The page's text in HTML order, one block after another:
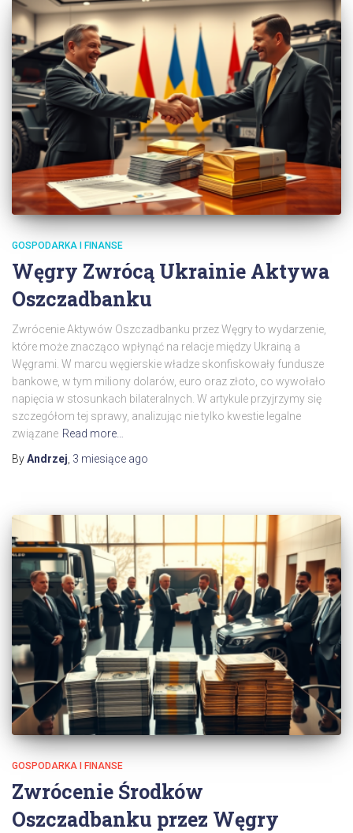
GOSPODARKA I FINANSE
Węgry Zwrócą Ukrainie Aktywa
Oszczadbanku
Zwrócenie Aktywów Oszczadbanku przez Węgry to wydarzenie,
które może znacząco wpłynąć na relacje między Ukrainą a
Węgrami. W marcu węgierskie władze skonfiskowały fundusze
bankowe, w tym miliony dolarów, euro oraz złoto, co wywołało
napięcia w stosunkach bilateralnych. W artykule przyjrzymy się
szczegółom tej sprawy, analizując nie tylko kwestie legalne
związane Read more…
ByAndrzej, 3 miesiące ago
GOSPODARKA I FINANSE
Zwrócenie Środków
Oszczadbanku przez Węgry